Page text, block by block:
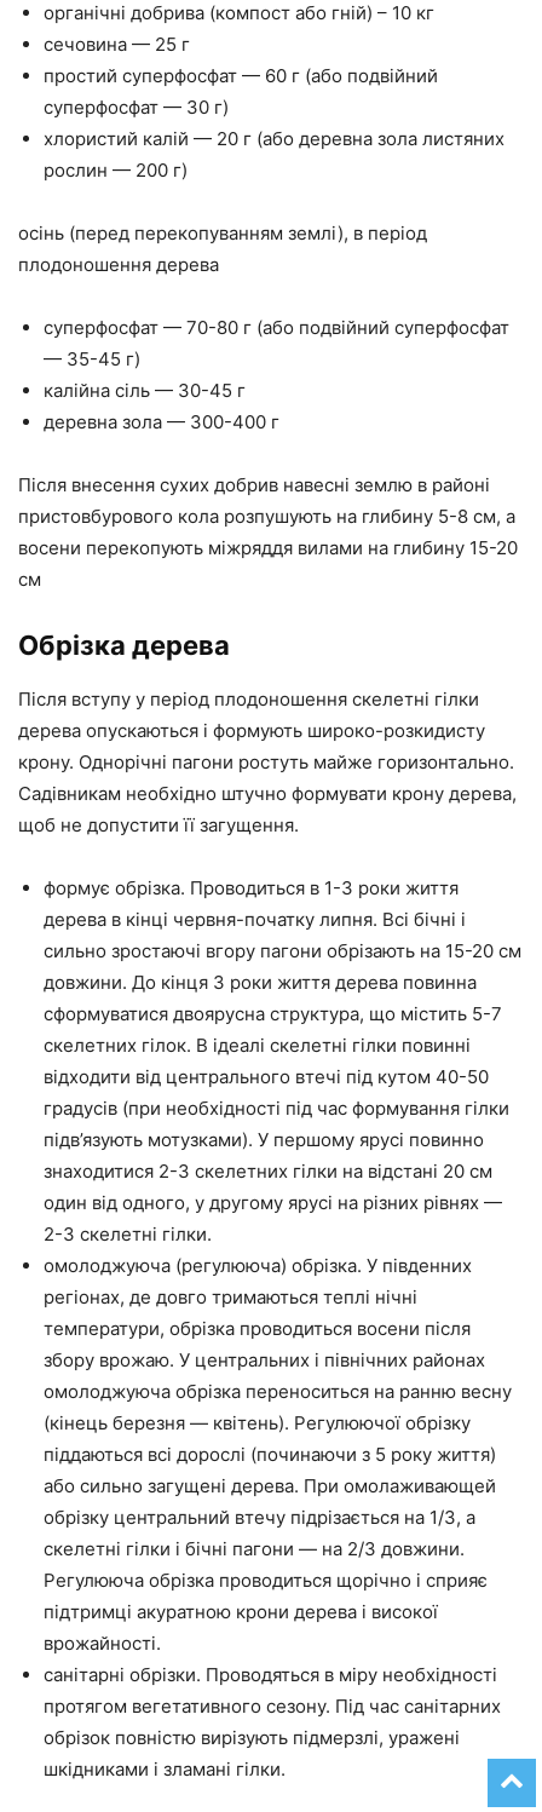
органічні добрива (компост або гній) – 10 кг
сечовина — 25 г
простий суперфосфат — 60 г (або подвійний
суперфосфат — 30 г)
хлористий калій — 20 г (або деревна зола листяних
рослин — 200 г)
осінь (перед перекопуванням землі), в період
плодоношення дерева
суперфосфат — 70-80 г (або подвійний суперфосфат
— 35-45 г)
калійна сіль — 30-45 г
деревна зола — 300-400 г
Після внесення сухих добрив навесні землю в районі
пристовбурового кола розпушують на глибину 5-8 см, а
восени перекопують міжряддя вилами на глибину 15-20
см
Обрізка дерева
Після вступу у період плодоношення скелетні гілки
дерева опускаються і формують широко-розкидисту
крону. Однорічні пагони ростуть майже горизонтально.
Садівникам необхідно штучно формувати крону дерева,
щоб не допустити її загущення.
формує обрізка. Проводиться в 1-3 роки життя
дерева в кінці червня-початку липня. Всі бічні і
сильно зростаючі вгору пагони обрізають на 15-20 см
довжини. До кінця 3 роки життя дерева повинна
сформуватися двоярусна структура, що містить 5-7
скелетних гілок. В ідеалі скелетні гілки повинні
відходити від центрального втечі під кутом 40-50
градусів (при необхідності під час формування гілки
підв’язують мотузками). У першому ярусі повинно
знаходитися 2-3 скелетних гілки на відстані 20 см
один від одного, у другому ярусі на різних рівнях —
2-3 скелетні гілки.
омолоджуюча (регулююча) обрізка. У південних
регіонах, де довго тримаються теплі нічні
температури, обрізка проводиться восени після
збору врожаю. У центральних і північних районах
омолоджуюча обрізка переноситься на ранню весну
(кінець березня — квітень). Регулюючої обрізку
піддаються всі дорослі (починаючи з 5 року життя)
або сильно загущені дерева. При омолаживающей
обрізку центральний втечу підрізається на 1/3, а
скелетні гілки і бічні пагони — на 2/3 довжини.
Регулююча обрізка проводиться щорічно і сприяє
підтримці акуратною крони дерева і високої
врожайності.
санітарні обрізки. Проводяться в міру необхідності
протягом вегетативного сезону. Під час санітарних
обрізок повністю вирізують підмерзлі, уражені
шкідниками і зламані гілки.